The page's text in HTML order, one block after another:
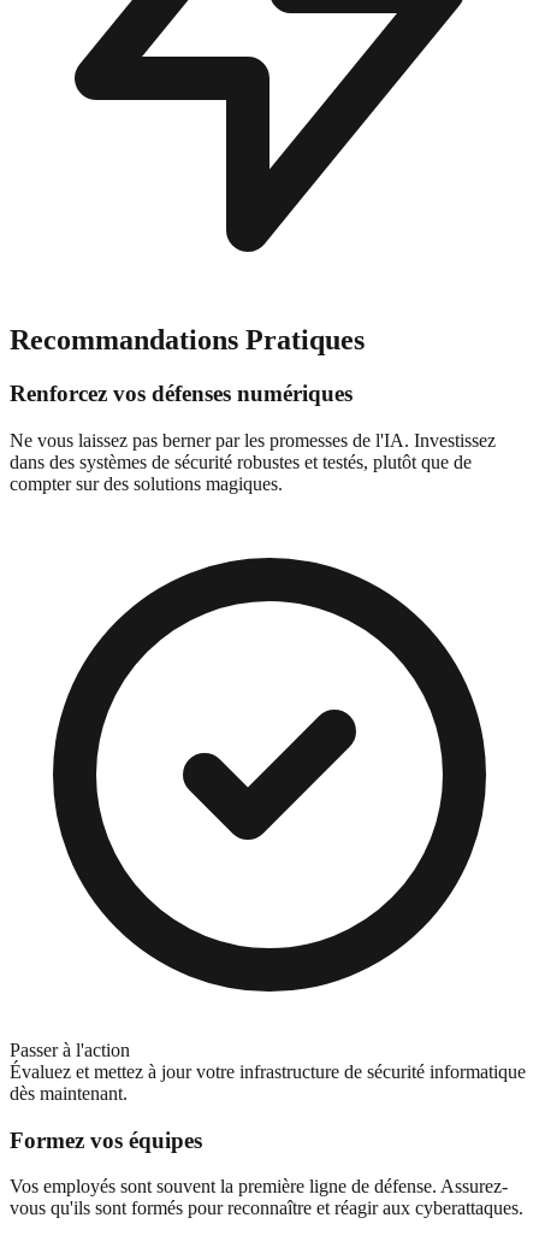
Recommandations Pratiques
Renforcez vos défenses numériques
Ne vous laissez pas berner par les promesses de l'IA. Investissez
dans des systèmes de sécurité robustes et testés, plutôt que de
compter sur des solutions magiques.
Passer à l'action
Évaluez et mettez à jour votre infrastructure de sécurité informatique
dès maintenant.
Formez vos équipes
Vos employés sont souvent la première ligne de défense. Assurez-
vous qu'ils sont formés pour reconnaître et réagir aux cyberattaques.